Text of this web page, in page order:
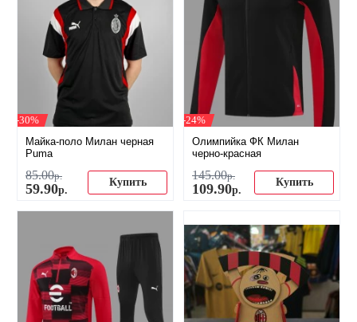
-30%
Майка-поло Милан черная
Puma
85.00р.
59.90р.
Купить
-24%
Олимпийка ФК Милан
черно-красная
145.00р.
109.90р.
Купить